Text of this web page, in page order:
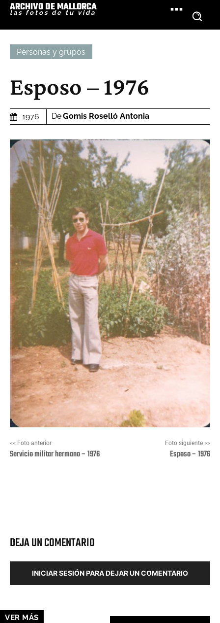
ARCHIVO DE MALLORCA
las fotos de tu vida
Personas y grupos
Esposo – 1976
1976 DeGomis Roselló Antonia
<< Foto anterior
Servicio militar hermano – 1976
Foto siguiente >>
Esposo – 1976
DEJA UN COMENTARIO
INICIAR SESIÓN PARA DEJAR UN COMENTARIO
VER MÁS